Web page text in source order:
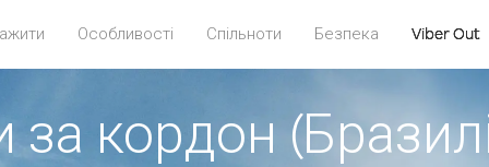
Особливості Спільноти Безпека Viber Out
кордон